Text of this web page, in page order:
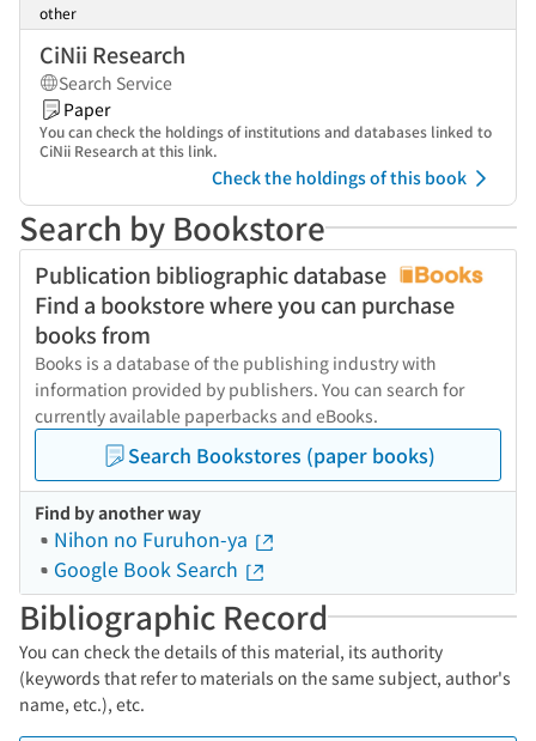
other
CiNii Research
Search Service
Paper
You can check the holdings of institutions and databases linked to
CiNii Research at this link.
Check the holdings of this book
Search by Bookstore
Publication bibliographic database
Find a bookstore where you can purchase
books from
Books is a database of the publishing industry with
information provided by publishers. You can search for
currently available paperbacks and eBooks.
Search Bookstores (paper books)
Find by another way
Nihon no Furuhon-ya
Google Book Search
Bibliographic Record
You can check the details of this material, its authority
(keywords that refer to materials on the same subject, author's
name, etc.), etc.